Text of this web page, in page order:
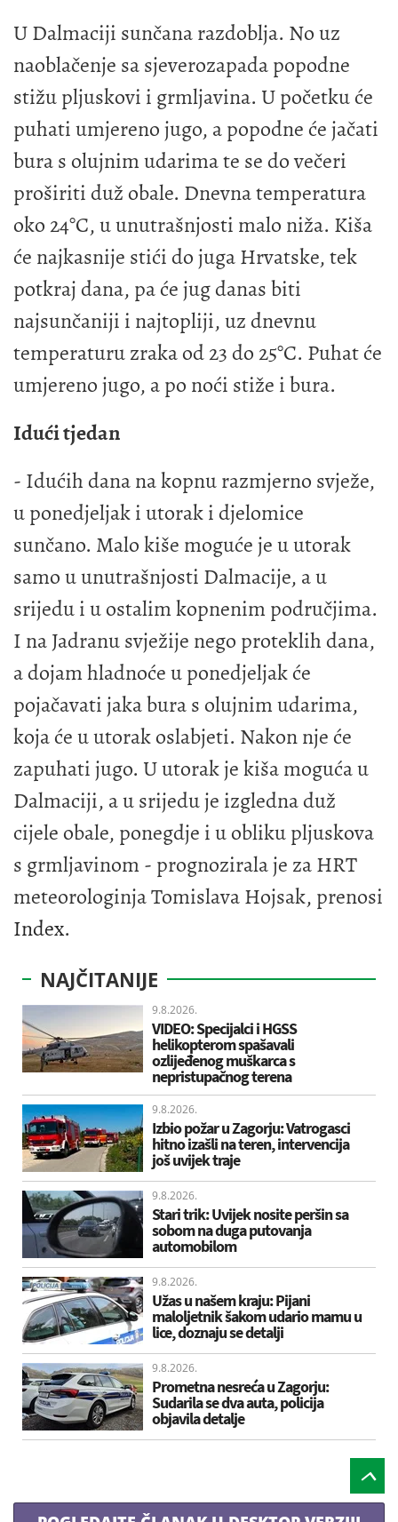
U Dalmaciji sunčana razdoblja. No uz
naoblačenje sa sjeverozapada popodne
stižu pljuskovi i grmljavina. U početku će
puhati umjereno jugo, a popodne će jačati
bura s olujnim udarima te se do večeri
proširiti duž obale. Dnevna temperatura
oko 24°C, u unutrašnjosti malo niža. Kiša
će najkasnije stići do juga Hrvatske, tek
potkraj dana, pa će jug danas biti
najsunčaniji i najtopliji, uz dnevnu
temperaturu zraka od 23 do 25°C. Puhat će
umjereno jugo, a po noći stiže i bura.
Idući tjedan
- Idućih dana na kopnu razmjerno svježe,
u ponedjeljak i utorak i djelomice
sunčano. Malo kiše moguće je u utorak
samo u unutrašnjosti Dalmacije, a u
srijedu i u ostalim kopnenim područjima.
I na Jadranu svježije nego proteklih dana,
a dojam hladnoće u ponedjeljak će
pojačavati jaka bura s olujnim udarima,
koja će u utorak oslabjeti. Nakon nje će
zapuhati jugo. U utorak je kiša moguća u
Dalmaciji, a u srijedu je izgledna duž
cijele obale, ponegdje i u obliku pljuskova
s grmljavinom - prognozirala je za HRT
meteorologinja Tomislava Hojsak, prenosi
Index.
NAJČITANIJE
9.8.2026.
VIDEO: Specijalci i HGSS
helikopterom spašavali
ozlijeđenog muškarca s
nepristupačnog terena
9.8.2026.
Izbio požar u Zagorju: Vatrogasci
hitno izašli na teren, intervencija
još uvijek traje
9.8.2026.
Stari trik: Uvijek nosite peršin sa
sobom na duga putovanja
automobilom
9.8.2026.
Užas u našem kraju: Pijani
maloljetnik šakom udario mamu u
lice, doznaju se detalji
9.8.2026.
Prometna nesreća u Zagorju:
Sudarila se dva auta, policija
objavila detalje